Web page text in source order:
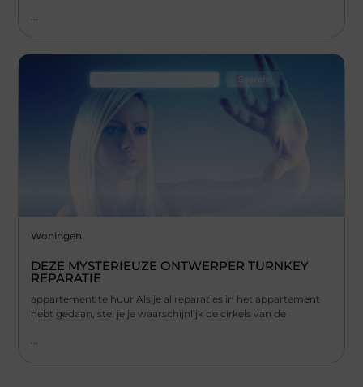
...
Woningen
DEZE MYSTERIEUZE ONTWERPER TURNKEY
REPARATIE
appartement te huur Als je al reparaties in het appartement
hebt gedaan, stel je je waarschijnlijk de cirkels van de